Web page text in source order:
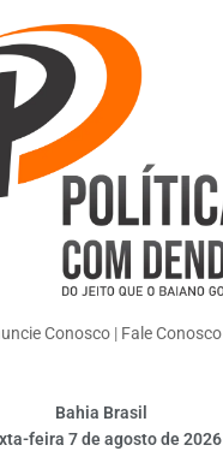
Conosco| Fale Conosco
Bahia Brasil
feira 7 de agosto de 2026